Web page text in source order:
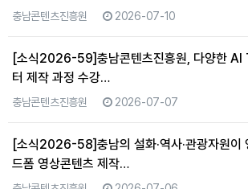
충남콘텐츠진흥원 2026-07-10
[소식2026-59]충남콘텐츠진흥원, 다양한 AI
터 제작 과정 수강…
충남콘텐츠진흥원 2026-07-07
[소식2026-58]충남의 설화·역사·관광자원이
드폼 영상콘텐츠 제작…